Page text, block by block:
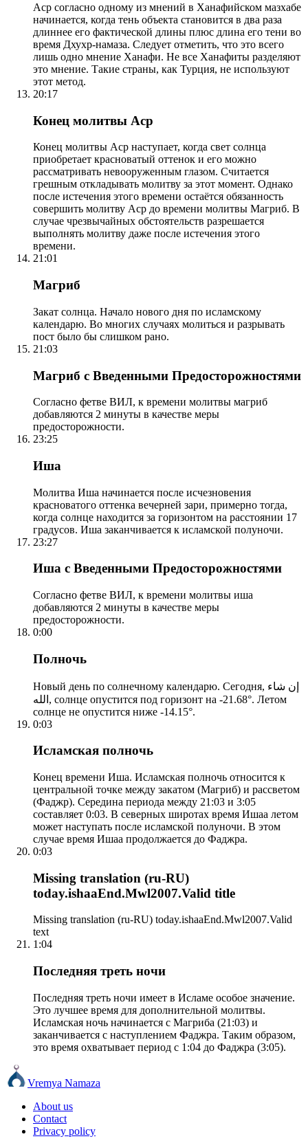
Аср согласно одному из мнений в Ханафийском мазхабе
начинается, когда тень объекта становится в два раза
длиннее его фактической длины плюс длина его тени во
время Дхухр-намаза. Следует отметить, что это всего
лишь одно мнение Ханафи. Не все Ханафиты разделяют
это мнение. Такие страны, как Турция, не используют
этот метод.
20:17
Конец молитвы Аср
Конец молитвы Аср наступает, когда свет солнца
приобретает красноватый оттенок и его можно
рассматривать невооруженным глазом. Считается
грешным откладывать молитву за этот момент. Однако
после истечения этого времени остаётся обязанность
совершить молитву Аср до времени молитвы Магриб. В
случае чрезвычайных обстоятельств разрешается
выполнять молитву даже после истечения этого
времени.
21:01
Магриб
Закат солнца. Начало нового дня по исламскому
календарю. Во многих случаях молиться и разрывать
пост было бы слишком рано.
21:03
Магриб с Введенными Предосторожностями
Согласно фетве ВИЛ, к времени молитвы магриб
добавляются 2 минуты в качестве меры
предосторожности.
23:25
Иша
Молитва Иша начинается после исчезновения
красноватого оттенка вечерней зари, примерно тогда,
когда солнце находится за горизонтом на расстоянии 17
градусов. Иша заканчивается к исламской полуночи.
23:27
Иша с Введенными Предосторожностями
Согласно фетве ВИЛ, к времени молитвы иша
добавляются 2 минуты в качестве меры
предосторожности.
0:00
Полночь
Новый день по солнечному календарю. Сегодня, إن شاء
الله, солнце опустится под горизонт на -21.68°. Летом
солнце не опустится ниже -14.15°.
0:03
Исламская полночь
Конец времени Иша. Исламская полночь относится к
центральной точке между закатом (Магриб) и рассветом
(Фаджр). Середина периода между 21:03 и 3:05
составляет 0:03. В северных широтах время Ишаа летом
может наступать после исламской полуночи. В этом
случае время Ишаа продолжается до Фаджра.
0:03
Missing translation (ru-RU)
today.ishaaEnd.Mwl2007.Valid title
Missing translation (ru-RU) today.ishaaEnd.Mwl2007.Valid
text
1:04
Последняя треть ночи
Последняя треть ночи имеет в Исламе особое значение.
Это лучшее время для дополнительной молитвы.
Исламская ночь начинается с Магриба (21:03) и
заканчивается с наступлением Фаджра. Таким образом,
это время охватывает период с 1:04 до Фаджра (3:05).
Vremya Namaza
About us
Contact
Privacy policy